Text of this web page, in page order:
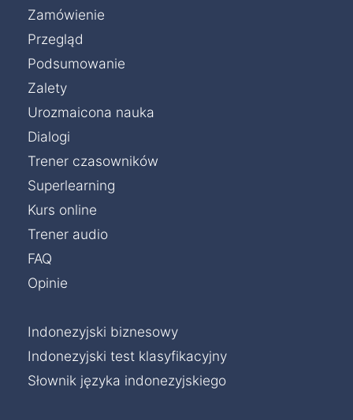
Zamówienie
Przegląd
Podsumowanie
Zalety
Urozmaicona nauka
Dialogi
Trener czasowników
Superlearning
Kurs online
Trener audio
FAQ
Opinie
Indonezyjski biznesowy
Indonezyjski test klasyfikacyjny
Słownik języka indonezyjskiego